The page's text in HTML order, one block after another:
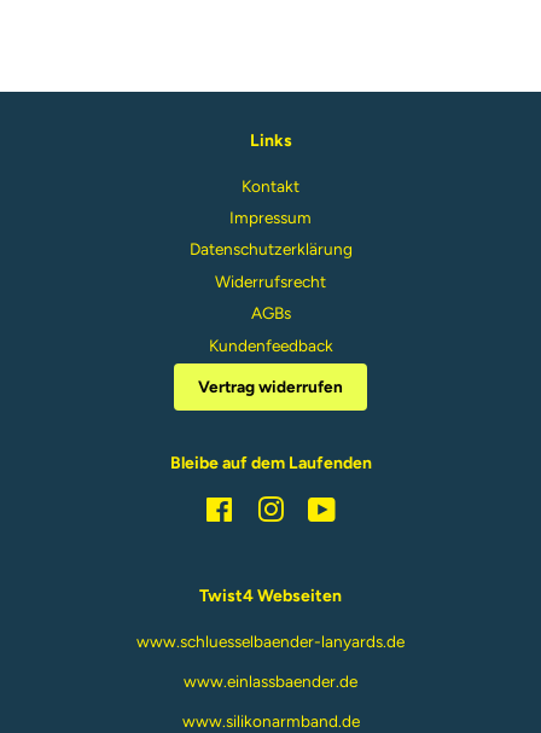
Links
Kontakt
Impressum
Datenschutzerklärung
Widerrufsrecht
AGBs
Kundenfeedback
Vertrag widerrufen
Bleibe auf dem Laufenden
FacebookInstagram
Twist4 Webseiten
www.schluesselbaender-lanyards.de
www.einlassbaender.de
www.silikonarmband.de